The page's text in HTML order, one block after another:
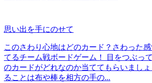
思い出を手にのせて
このさわり心地はどのカード？さわった
てるチーム戦ボードゲーム！ 目をつぶっ
のカードがどれなのか当ててもらいまし
ることは布や棒を相方の手の...